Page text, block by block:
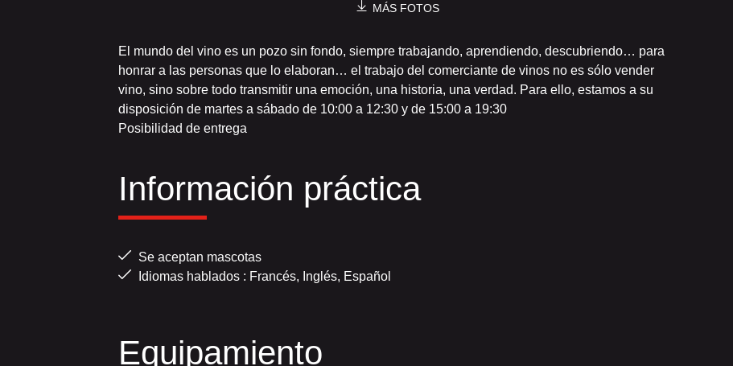
MÁS FOTOS
El mundo del vino es un pozo sin fondo, siempre trabajando, aprendiendo, descubriendo… para
honrar a las personas que lo elaboran… el trabajo del comerciante de vinos no es sólo vender
vino, sino sobre todo transmitir una emoción, una historia, una verdad. Para ello, estamos a su
disposición de martes a sábado de 10:00 a 12:30 y de 15:00 a 19:30
Posibilidad de entrega
Información práctica
Se aceptan mascotas
Idiomas hablados : Francés, Inglés, Español
Equipamiento